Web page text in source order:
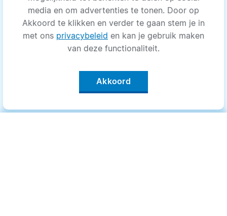
media en om advertenties te tonen. Door op
Akkoord te klikken en verder te gaan stem je in
met ons privacybeleid en kan je gebruik maken
van deze functionaliteit.
Akkoord